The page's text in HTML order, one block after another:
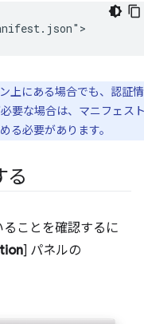
上にある場合でも、認証
要な場合は、マニフェス
る必要があります。
る
ことを確認するに
] パネルの